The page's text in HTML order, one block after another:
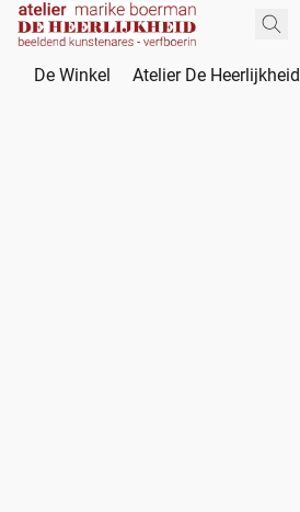
De Winkel Atelier De Heerlijkheid